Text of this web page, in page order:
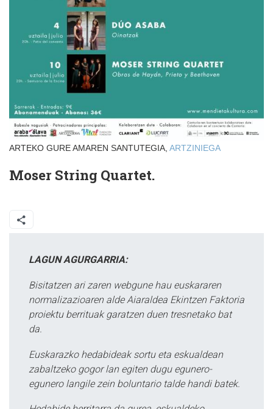
ARTEKO GURE AMAREN SANTUTEGIA, ARTZINIEGA
Moser String Quartet.
LAGUN AGURGARRIA:
Bisitatzen ari zaren webgune hau euskararen
normalizazioaren alde Aiaraldea Ekintzen Faktoria
proiektu berrituak garatzen duen tresnetako bat
da.
Euskarazko hedabideak sortu eta eskualdean
zabaltzeko gogor lan egiten dugu egunero-
egunero langile zein boluntario talde handi batek.